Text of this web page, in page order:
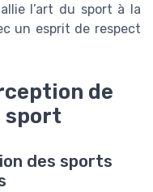
l’art du sport à la
un esprit de respect
de
sport
des sports